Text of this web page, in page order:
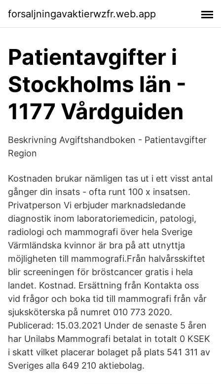
forsaljningavaktierwzfr.web.app
Patientavgifter i
Stockholms län -
1177 Vårdguiden
Beskrivning Avgiftshandboken - Patientavgifter
Region
Kostnaden brukar nämligen tas ut i ett visst antal
gånger din insats - ofta runt 100 x insatsen.
Privatperson Vi erbjuder marknadsledande
diagnostik inom laboratoriemedicin, patologi,
radiologi och mammografi över hela Sverige
Värmländska kvinnor är bra på att utnyttja
möjligheten till mammografi.Från halvårsskiftet
blir screeningen för bröstcancer gratis i hela
landet. Kostnad. Ersättning från Kontakta oss
vid frågor och boka tid till mammografi från vår
sjuksköterska på numret 010 773 2020.
Publicerad: 15.03.2021 Under de senaste 5 åren
har Unilabs Mammografi betalat in totalt 0 KSEK
i skatt vilket placerar bolaget på plats 541 311 av
Sveriges alla 649 210 aktiebolag.